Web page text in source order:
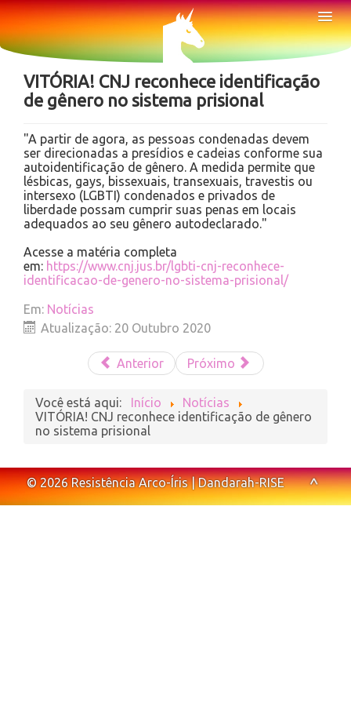
Sobre
Notícias
VITÓRIA! CNJ reconhece identificação
de gênero no sistema prisional
"A partir de agora, as pessoas condenadas devem
ser direcionadas a presídios e cadeias conforme sua
autoidentificação de gênero. A medida permite que
lésbicas, gays, bissexuais, transexuais, travestis ou
intersexo (LGBTI) condenados e privados de
liberdade possam cumprir suas penas em locais
adequados ao seu gênero autodeclarado."
Acesse a matéria completa
em: https://www.cnj.jus.br/lgbti-cnj-reconhece-
identificacao-de-genero-no-sistema-prisional/
Em: Notícias
Atualização: 20 Outubro 2020
Anterior Próximo
Você está aqui: Início
Notícias
VITÓRIA! CNJ reconhece identificação de gênero
no sistema prisional
© 2026 Resistência Arco-Íris | Dandarah-RISE ^